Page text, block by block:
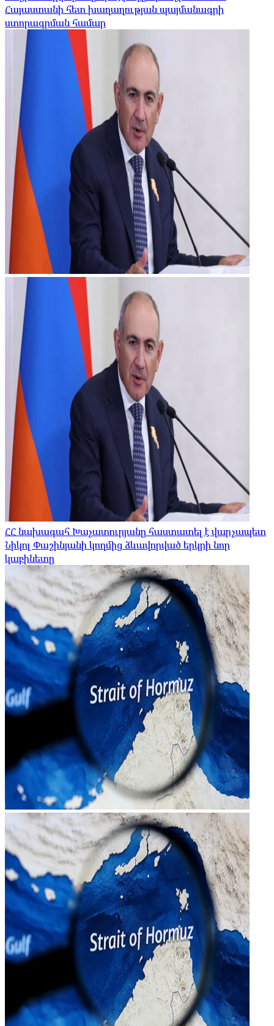
Հայաստանի հետ խաղաղության պայմանագրի
ստորագրման համար
ՀՀ նախագահ Խաչատուրյանը հաստատել է վարչապետ
Նիկոլ Փաշինյանի կողմից ձևավորված երկրի նոր
կաբինետը